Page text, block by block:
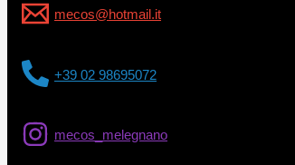
mecos@hotmail.it
+39 02 98695072
mecos_melegnano